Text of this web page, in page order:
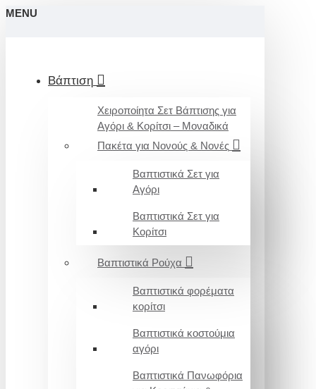
MENU
Βάπτιση
Χειροποίητα Σετ Βάπτισης για
Αγόρι & Κορίτσι – Μοναδικά
Πακέτα για Νονούς & Νονές
Βαπτιστικά Σετ για
Αγόρι
Βαπτιστικά Σετ για
Κορίτσι
Βαπτιστικά Ρούχα
Βαπτιστικά φορέματα
κορίτσι
Βαπτιστικά κοστούμια
αγόρι
Βαπτιστικά Πανωφόρια